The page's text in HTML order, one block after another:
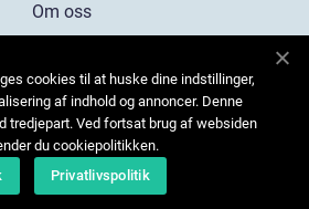
Om oss
Kontakta oss
Sitemap
cookies til at huske dine indstillinger,
af indhold og annoncer. Denne
tredjepart. Ved fortsat brug af websiden
du cookiepolitikken.
Privatlivspolitik